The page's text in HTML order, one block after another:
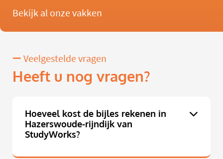
Bekijk al onze vakken
Veelgestelde vragen
Heeft u nog vragen?
Hoeveel kost de bijles rekenen in
Hazerswoude-rijndijk van
StudyWorks?